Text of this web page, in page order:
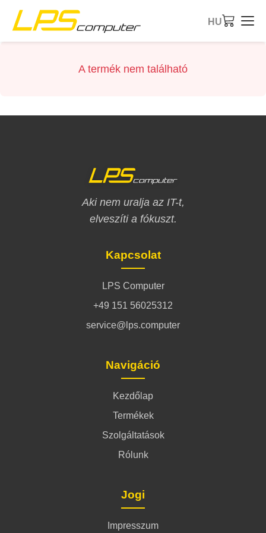
HU
A termék nem található
Aki nem uralja az IT-t,
elveszíti a fókuszt.
Kapcsolat
LPS Computer
+49 151 56025312
service@lps.computer
Navigáció
Kezdőlap
Termékek
Szolgáltatások
Rólunk
Jogi
Impresszum